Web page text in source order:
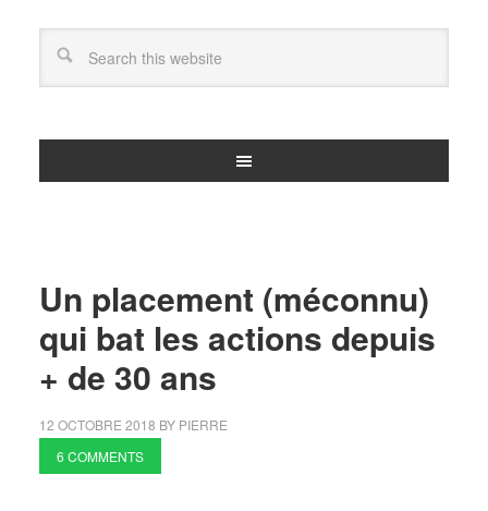
Un placement (méconnu)
qui bat les actions depuis
+ de 30 ans
12 OCTOBRE 2018 BY PIERRE
6 COMMENTS